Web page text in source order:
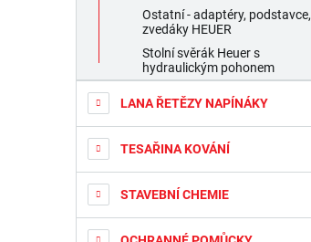
Ostatní - adaptéry, podstavce,
zvedáky HEUER
Stolní svěrák Heuer s
hydraulickým pohonem
LANA ŘETĚZY NAPÍNÁKY
TESAŘINA KOVÁNÍ
STAVEBNÍ CHEMIE